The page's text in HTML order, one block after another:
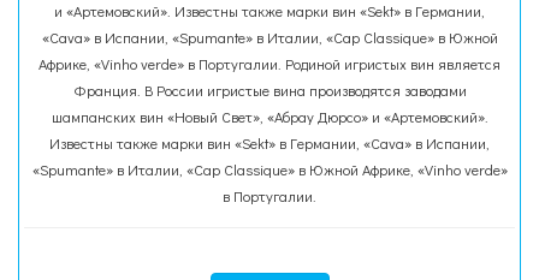
и «Артемовский». Известны также марки вин «Sekt» в Германии,
«Cava» в Испании, «Spumante» в Италии, «Cap Classique» в Южной
Африке, «Vinho verde» в Португалии. Родиной игристых вин является
Франция. В России игристые вина производятся заводами
шампанских вин «Новый Свет», «Абрау Дюрсо» и «Артемовский».
Известны также марки вин «Sekt» в Германии, «Cava» в Испании,
«Spumante» в Италии, «Cap Classique» в Южной Африке, «Vinho verde»
в Португалии.